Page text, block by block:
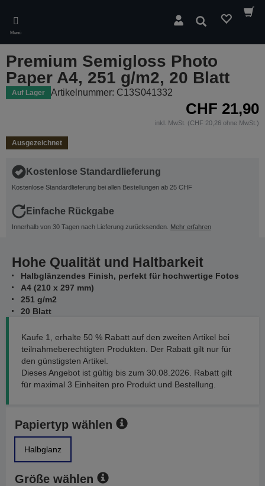
main
content
Menü
Suchen
Premium Semigloss Photo
Paper A4, 251 g/m2, 20 Blatt
Auf Lager Artikelnummer: C13S041332
CHF 21,90
inkl. MwSt. (CHF 20,26 ohne MwSt.)
Ausgezeichnet
Kostenlose Standardlieferung
Kostenlose Standardlieferung bei allen Bestellungen ab 25 CHF
Einfache Rückgabe
Innerhalb von 30 Tagen nach Lieferung zurücksenden. Mehr erfahren
Hohe Qualität und Haltbarkeit
Halbglänzendes Finish, perfekt für hochwertige Fotos
A4 (210 x 297 mm)
251 g/m2
20 Blatt
Kaufe 1, erhalte 50 % Rabatt auf den zweiten Artikel bei
teilnahmeberechtigten Produkten. Der Rabatt gilt nur für
den günstigsten Artikel.
Dieses Angebot ist gültig bis zum 30.08.2026. Rabatt gilt
für maximal 3 Einheiten pro Produkt und Bestellung.
Papiertyp wählen
Halbglanz
Größe wählen